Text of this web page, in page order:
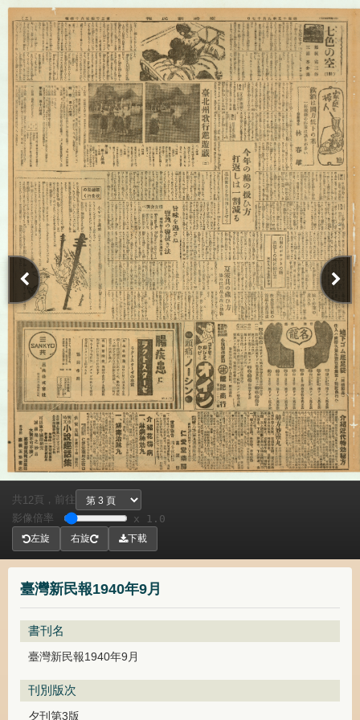
臺灣新民報1940年9月
書刊名
臺灣新民報1940年9月
刊別版次
夕刊第3版
共 12頁， 前往
影像倍率
x 1.0
左旋 右旋 下載